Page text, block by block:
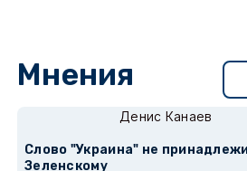
Мнения
Денис Канаев
Слово "Украина" не
Зеленскому